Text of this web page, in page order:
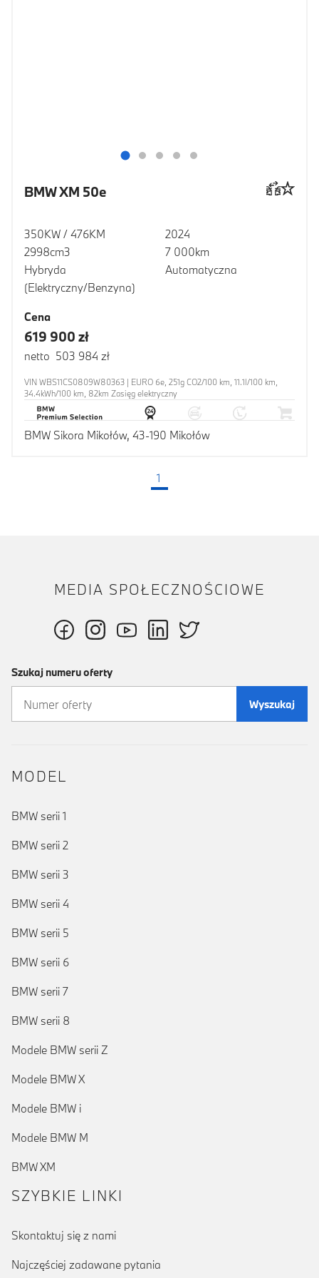
BMW XM 50e
350KW / 476KM
2998cm3
Hybryda
(Elektryczny/Benzyna)
2024
7 000km
Automatyczna
Cena
619 900 zł
netto 503 984 zł
VIN WBS11CS0809W80363 | EURO 6e, 251g CO2/100 km, 11.1l/100 km,
34.4kWh/100 km, 82km Zasięg elektryczny
BMW Sikora Mikołów, 43-190 Mikołów
1
MEDIA SPOŁECZNOŚCIOWE
Szukaj numeru oferty
Wyszukaj
MODEL
BMW serii 1
BMW serii 2
BMW serii 3
BMW serii 4
BMW serii 5
BMW serii 6
BMW serii 7
BMW serii 8
Modele BMW serii Z
Modele BMW X
Modele BMW i
Modele BMW M
BMW XM
SZYBKIE LINKI
Skontaktuj się z nami
Najczęściej zadawane pytania